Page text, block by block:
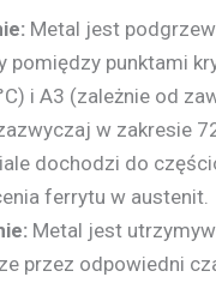
Metal jest
pomiędzy punktami
i A3 (zależnie od
w zakresie
dochodzi do
ferrytu w austenit.
Metal jest
przez odpowiedni